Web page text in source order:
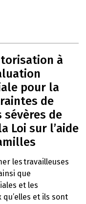
à
pour la
de
de
Loi sur l’aide
les travailleuses
que
et les
et ils sont